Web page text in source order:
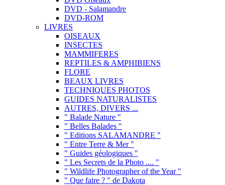
DVD - Salamandre
DVD-ROM
LIVRES
OISEAUX
INSECTES
MAMMIFERES
REPTILES & AMPHIBIENS
FLORE
BEAUX LIVRES
TECHNIQUES PHOTOS
GUIDES NATURALISTES
AUTRES, DIVERS ...
" Balade Nature "
" Belles Balades "
" Editions SALAMANDRE "
" Entre Terre & Mer "
" Guides géologiques "
" Les Secrets de la Photo .... "
" Wildlife Photographer of the Year "
" Que faire ? " de Dakota